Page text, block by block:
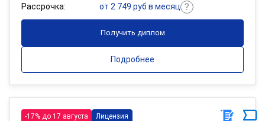
Рассрочка:
от 2 749 руб в месяц
Получить диплом
Подробнее
-17% до 17 августа Лицензия